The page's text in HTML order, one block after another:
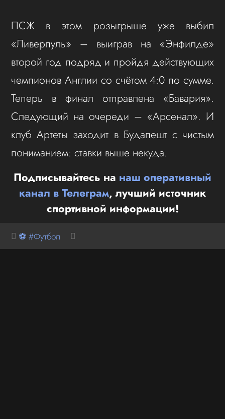
ПСЖ в этом розыгрыше уже выбил
«Ливерпуль» – выиграв на «Энфилде»
второй год подряд и пройдя действующих
чемпионов Англии со счётом 4:0 по сумме.
Теперь в финал отправлена «Бавария».
Следующий на очереди – «Арсенал». И
клуб Артеты заходит в Будапешт с чистым
пониманием: ставки выше некуда.
Подписывайтесь на наш оперативный
канал в Телеграм, лучший источник
спортивной информации!
⚽ #Футбол